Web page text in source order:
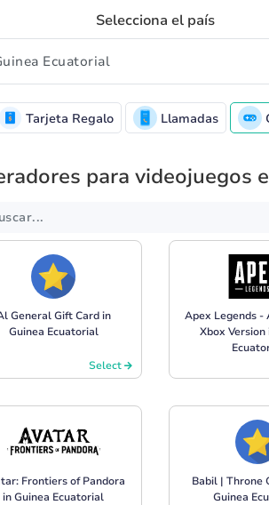
Selecciona el país
Tarjeta Regalo Llamadas
para videojuegos
General Gift Card in
Guinea Ecuatorial
Select
Apex Legends -
Xbox Version
Frontiers of Pandora
in Guinea Ecuatorial
Babil | Throne
Guinea